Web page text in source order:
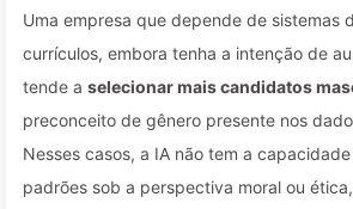
Uma empresa que depende de sistemas
currículos, embora tenha a intenção de
tende a selecionar mais candidatos
preconceito de gênero presente nos
Nesses casos, a IA não tem a
padrões sob a perspectiva moral ou